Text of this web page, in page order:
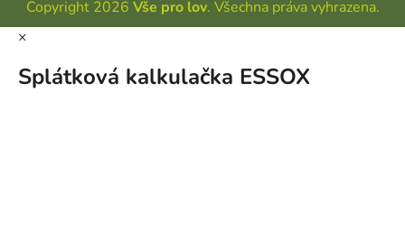
Copyright 2026 Vše pro lov. Všechna práva vyhrazena.
×
Splátková kalkulačka ESSOX